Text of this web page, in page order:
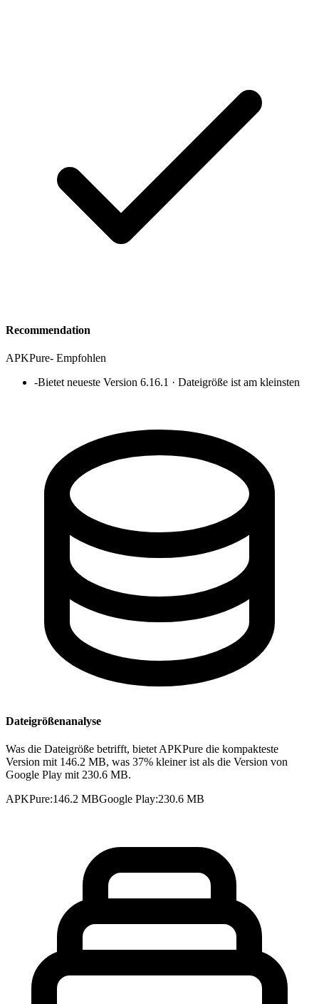
Recommendation
APKPure- Empfohlen
-Bietet neueste Version 6.16.1 · Dateigröße ist am kleinsten
Dateigrößenanalyse
Was die Dateigröße betrifft, bietet APKPure die kompakteste
Version mit 146.2 MB, was 37% kleiner ist als die Version von
Google Play mit 230.6 MB.
APKPure:146.2 MBGoogle Play:230.6 MB